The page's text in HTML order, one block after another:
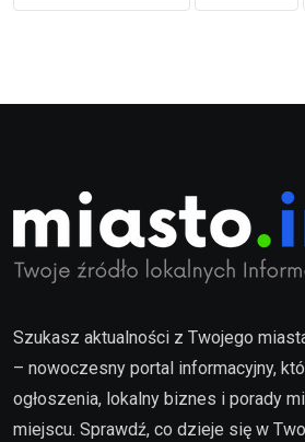
Szukasz aktualności z Twojego
– nowoczesny portal informacyjny,
ogłoszenia, lokalny biznes i porady
miejscu. Sprawdź, co dzieje się w